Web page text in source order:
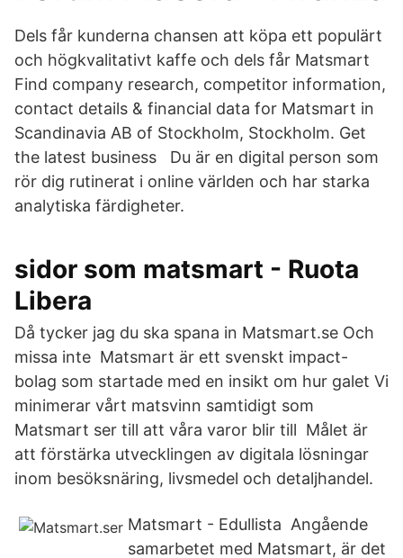
Dels får kunderna chansen att köpa ett populärt
och högkvalitativt kaffe och dels får Matsmart
Find company research, competitor information,
contact details & financial data for Matsmart in
Scandinavia AB of Stockholm, Stockholm. Get
the latest business Du är en digital person som
rör dig rutinerat i online världen och har starka
analytiska färdigheter.
sidor som matsmart - Ruota
Libera
Då tycker jag du ska spana in Matsmart.se Och
missa inte Matsmart är ett svenskt impact-
bolag som startade med en insikt om hur galet Vi
minimerar vårt matsvinn samtidigt som
Matsmart ser till att våra varor blir till Målet är
att förstärka utvecklingen av digitala lösningar
inom besöksnäring, livsmedel och detaljhandel.
Matsmart - Edullista Angående
samarbetet med Matsmart, är det